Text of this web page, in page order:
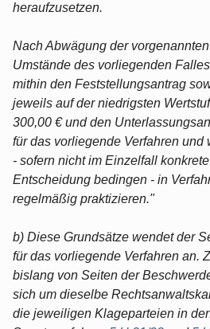
heraufzusetzen.
Nach Abwägung der
Umstände des vorliegenden
mithin den Feststellungsantrag
jeweils auf der niedrigsten
300,00 € und den
für das vorliegende Verfahren und
- sofern nicht im Einzelfall
Entscheidung bedingen - in
regelmäßig praktizieren."
b) Diese Grundsätze wendet der
für das vorliegende Verfahren an.
bislang von Seiten der
sich um dieselbe
die jeweiligen Klageparteien in